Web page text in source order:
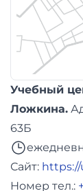
Учебный
Ложкина.
63Б
Сайт: https://
Номер тел.: